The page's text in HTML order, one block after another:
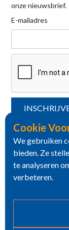
onze nieuwsbrief.
E-mailadres
Cookie
We gebruiken
bieden. Ze
te analyseren
verbeteren.